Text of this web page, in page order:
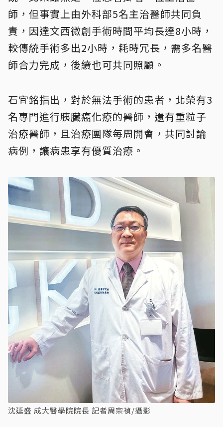
師，但事實上由外科部5名主治醫師共同負
責，因達文西微創手術時間平均長達8小時，
較傳統手術多出2小時，耗時冗長，需多名醫
師合力完成，後續也可共同照顧。
石宜銘指出，對於無法手術的患者，北榮有3
名專門進行胰臟癌化療的醫師，還有重粒子
治療醫師，且治療團隊每周開會，共同討論
病例，讓病患享有優質治療。
沈延盛 成大醫學院院長 記者周宗禎/攝影